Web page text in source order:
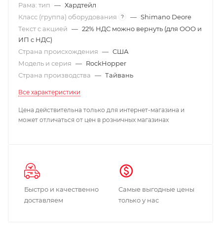
Рама: тип — Хардтейл
Класс (группа) оборудования
? — Shimano Deore
Текст с акцией — 22% НДС можно вернуть (для ООО и
ИП с НДС)
Страна происхождения — США
Модель и серия — RockHopper
Страна производства — Тайвань
Все характеристики
Цена действительна только для интернет-магазина и
может отличаться от цен в розничных магазинах
Быстро и качественно
доставляем
Самые выгодные цены
только у нас